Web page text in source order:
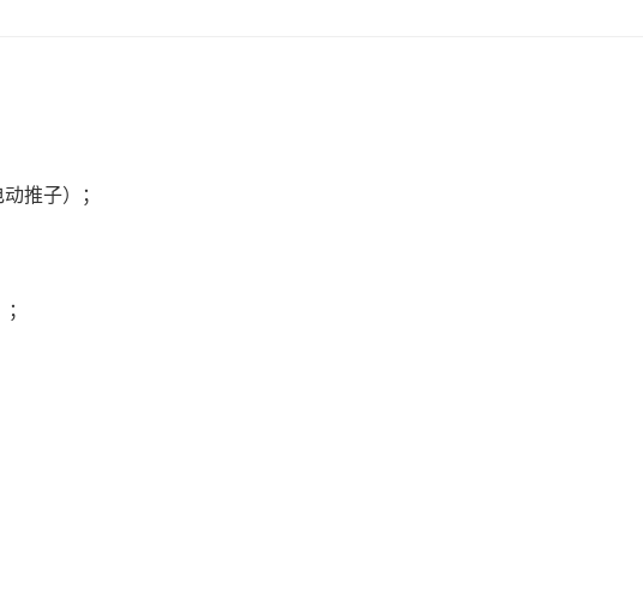
推子）；